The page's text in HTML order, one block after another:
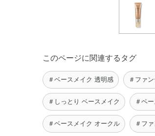
このページに関連するタグ
＃ベースメイク 透明感 ＃ファ
＃しっとり ベースメイク ＃ベ
＃ベースメイク オークル ＃フ